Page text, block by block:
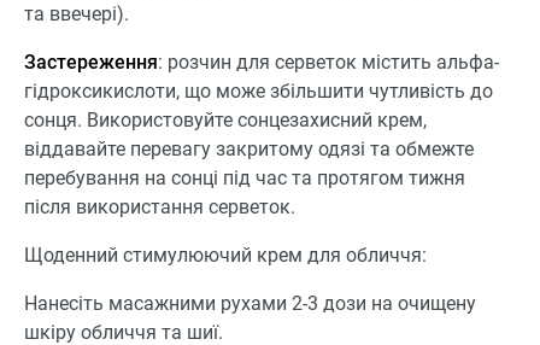
та ввечері).
Застереження: розчин для серветок містить альфа-
гідроксикислоти, що може збільшити чутливість до
сонця. Використовуйте сонцезахисний крем,
віддавайте перевагу закритому одязі та обмежте
перебування на сонці під час та протягом тижня
після використання серветок.
Щоденний стимулюючий крем для обличчя:
Нанесіть масажними рухами 2-3 дози на очищену
шкіру обличчя та шиї.